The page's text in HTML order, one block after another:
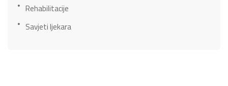
Rehabilitacije
Savjeti ljekara